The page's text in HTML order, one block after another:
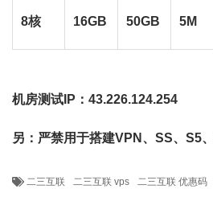
8核 16GB 50GB 5M
机房测试IP ： 43.226.124.254
另： 严禁用于搭建VPN、SS、S5
二三互联 二三互联 vps 二三互联 优惠码